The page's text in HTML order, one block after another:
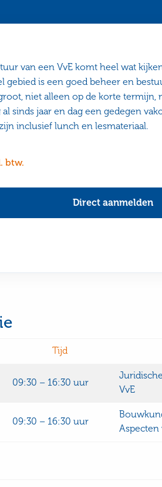
van een VvE komt heel wat
gebied is een goed beheer en
niet alleen op de korte termijn,
sinds jaar en dag een gedegen
inclusief lunch en lesmateriaal.
btw.
Direct aanmelden
Tijd
09:30 – 16:30 uur
VvE
09:30 – 16:30 uur
Aspecten